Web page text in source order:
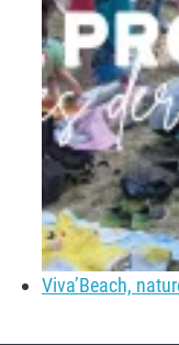
Viva’Beach,